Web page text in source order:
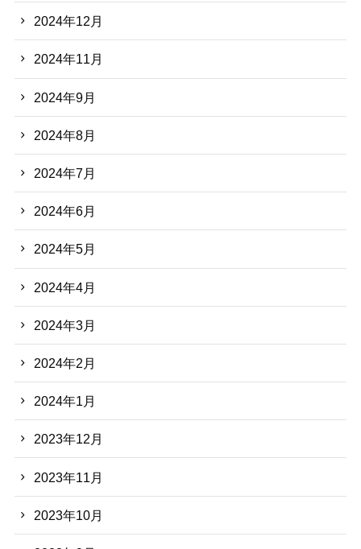
2024年12月
2024年11月
2024年9月
2024年8月
2024年7月
2024年6月
2024年5月
2024年4月
2024年3月
2024年2月
2024年1月
2023年12月
2023年11月
2023年10月